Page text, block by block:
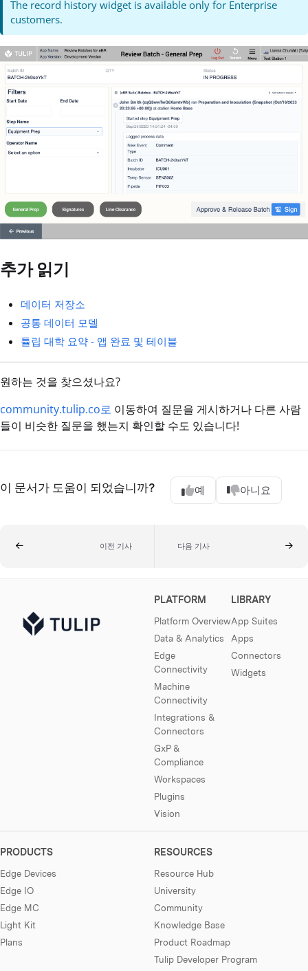
The record history widget is available only for Enterprise
customers.
추가 읽기
데이터 저장소
공통 데이터 모델
튤립 대학 요약 - 앱 완료 및 테이블
원하는 것을 찾으셨나요?
community.tulip.co로 이동하여 질문을 게시하거나 다른 사람
들이 비슷한 질문을 했는지 확인할 수도 있습니다!
이 문서가 도움이 되었습니까? 예 아니요
이전 기사 다음 기사
PLATFORM
Platform Overview
Data & Analytics
Edge
Connectivity
Machine
Connectivity
Integrations &
Connectors
GxP &
Compliance
Workspaces
Plugins
Vision
LIBRARY
App Suites
Apps
Connectors
Widgets
PRODUCTS
Edge Devices
Edge IO
Edge MC
Light Kit
Plans
RESOURCES
Resource Hub
University
Community
Knowledge Base
Product Roadmap
Tulip Developer Program